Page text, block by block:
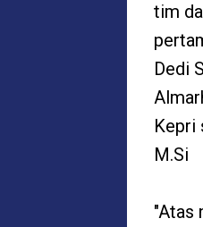
tim
Dedi
Kepri
M.Si
"Atas